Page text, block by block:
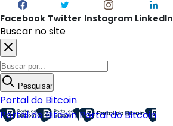
Facebook Twitter Instagram LinkedIn
Buscar no site
Pesquisar
Portal do Bitcoin
Portal do BitcoinPortal do Bitcoin